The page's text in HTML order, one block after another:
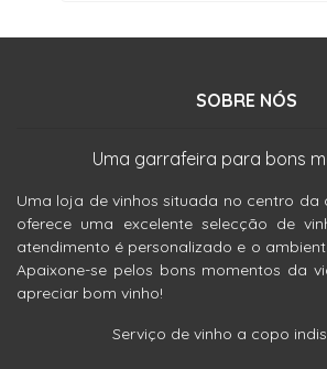
SOBRE NÓS
Uma garrafeira para bons
Uma loja de vinhos situada no centro
oferece uma excelente selecção de
atendimento é personalizado e o
Apaixone-se pelos bons momentos da
apreciar bom vinho!
Serviço de vinho a copo